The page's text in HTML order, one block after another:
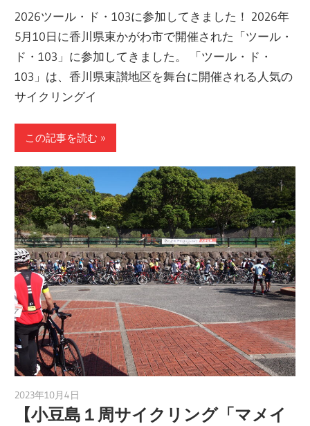
2026ツール・ド・103に参加してきました！ 2026年
5月10日に香川県東かがわ市で開催された「ツール・
ド・103」に参加してきました。 「ツール・ド・
103」は、香川県東讃地区を舞台に開催される人気の
サイクリングイ
この記事を読む
2023年10月4日
【小豆島１周サイクリング「マメイ